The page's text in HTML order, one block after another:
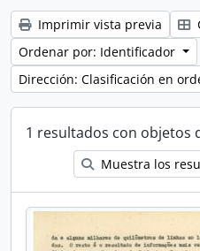
Imprimir vista previa
Ordenar por: Identificador
Dirección: Clasificación en
1 resultados con objetos
Muestra los